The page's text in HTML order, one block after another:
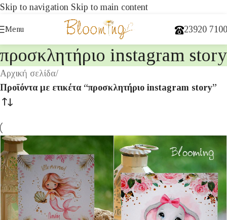
Skip to navigation Skip to main content
Menu 23920
προσκλητήριο instagram story
Αρχική σελίδα/
Προϊόντα με ετικέτα “προσκλητήριο instagram story”